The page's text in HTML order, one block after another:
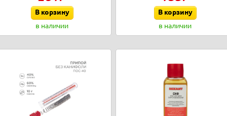
В корзину
в наличии
В корзину
в наличии